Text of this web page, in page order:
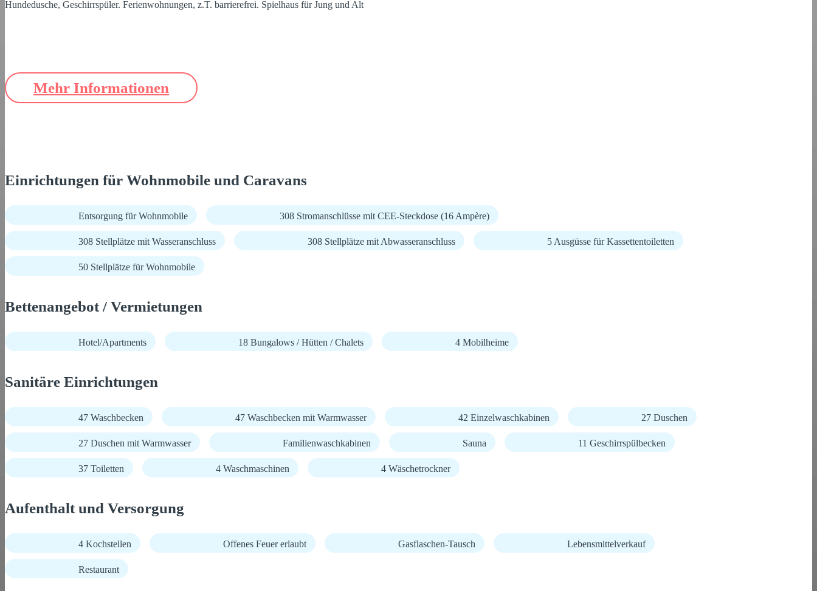
Hundedusche, Geschirrspüler. Ferienwohnungen, z.T. barrierefrei. Spielhaus für Jung und Alt
Mehr Informationen
Einrichtungen für Wohnmobile und Caravans
Entsorgung für Wohnmobile 308 Stromanschlüsse mit CEE-Steckdose (16 Ampère)
308 Stellplätze mit Wasseranschluss 308 Stellplätze mit Abwasseranschluss 5 Ausgüsse für Kassettentoiletten
50 Stellplätze für Wohnmobile
Bettenangebot / Vermietungen
Hotel/Apartments 18 Bungalows / Hütten / Chalets 4 Mobilheime
Sanitäre Einrichtungen
47 Waschbecken 47 Waschbecken mit Warmwasser 42 Einzelwaschkabinen 27 Duschen
27 Duschen mit Warmwasser Familienwaschkabinen Sauna 11 Geschirrspülbecken
37 Toiletten 4 Waschmaschinen 4 Wäschetrockner
Aufenthalt und Versorgung
4 Kochstellen Offenes Feuer erlaubt Gasflaschen-Tausch Lebensmittelverkauf
Restaurant